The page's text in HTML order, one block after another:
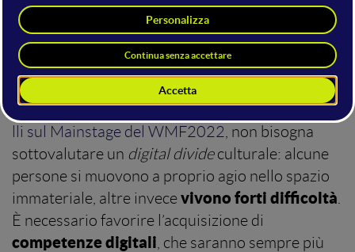
indispensabili, ma introducono
punto di vista sociale: uno dei problemi principali
è la crescentedisuguaglianza correlata alla
digitalizzazione
. Come spiegato
dall’imprenditore e informaticoStefano Quintare
lli sul Mainstage del WMF2022 , non bisogna
sottovalutare un digital divideculturale: alcune
persone si muovono a proprio agio nello spazio
immateriale, altre invecevivono forti difficoltà
È necessario favorire l’acquisizione di
competenze digitali , che saranno sempre più